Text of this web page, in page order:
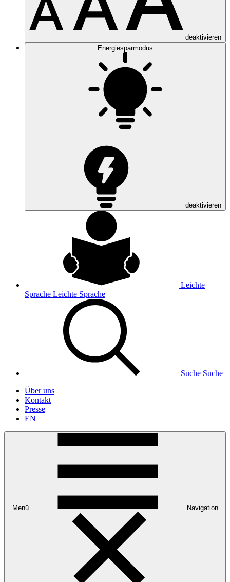
deaktivieren
Energiesparmodus
deaktivieren
Leichte
Sprache Leichte Sprache
Suche Suche
Über uns
Kontakt
Presse
EN
Menü Navigation